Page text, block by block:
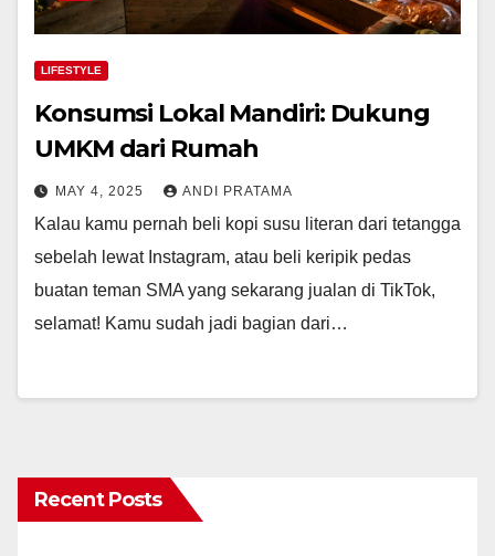
LIFESTYLE
Konsumsi Lokal Mandiri: Dukung
UMKM dari Rumah
MAY 4, 2025 ANDI PRATAMA
Kalau kamu pernah beli kopi susu literan dari tetangga
sebelah lewat Instagram, atau beli keripik pedas
buatan teman SMA yang sekarang jualan di TikTok,
selamat! Kamu sudah jadi bagian dari…
Recent Posts